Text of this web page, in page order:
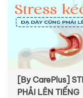
[By CarePlus]
PHẢI LÊN TIẾNG